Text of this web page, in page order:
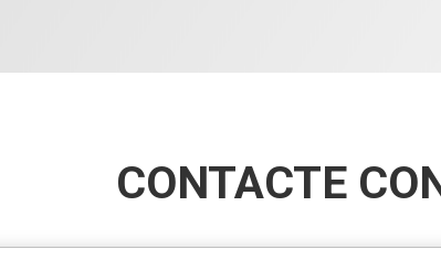
CONTACTE